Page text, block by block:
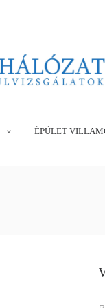
ÉPÜLET